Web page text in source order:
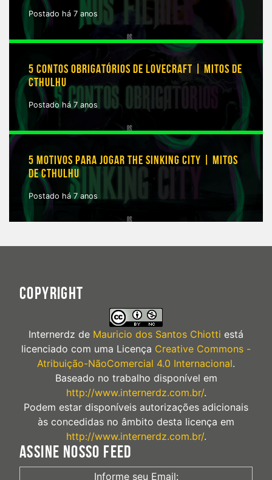
Postado há 7 anos
5 CONTOS OBRIGATÓRIOS DE LOVECRAFT | MITOS DE
CTHULHU
Postado há 7 anos
5 MOTIVOS PARA JOGAR THE SINKING CITY | MITOS
DE CTHULHU
Postado há 7 anos
COPYRIGHT
Internerdz de Mauricio dos Santos Chiotti está
licenciado com uma Licença Creative Commons -
Atribuição-NãoComercial 4.0 Internacional.
Baseado no trabalho disponível em
http://www.internerdz.com.br/.
Podem estar disponíveis autorizações adicionais
às concedidas no âmbito desta licença em
http://www.internerdz.com.br/.
ASSINE NOSSO FEED
Informe seu Email: